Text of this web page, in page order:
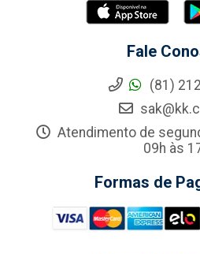
Fale
(81)
Atendimento de
09h às
Formas de